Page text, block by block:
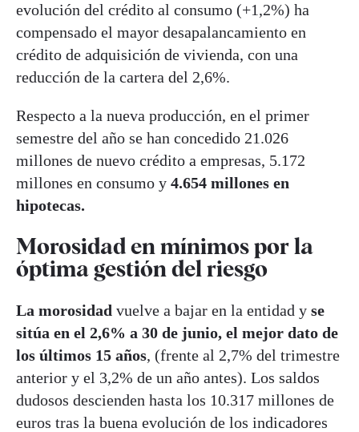
evolución del crédito al consumo (+1,2%) ha
compensado el mayor desapalancamiento en
crédito de adquisición de vivienda, con una
reducción de la cartera del 2,6%.
Respecto a la nueva producción, en el primer
semestre del año se han concedido 21.026
millones de nuevo crédito a empresas, 5.172
millones en consumo y 4.654 millones en
hipotecas.
Morosidad en mínimos por la
óptima gestión del riesgo
La morosidad vuelve a bajar en la entidad y se
sitúa en el 2,6% a 30 de junio, el mejor dato de
los últimos 15 años, (frente al 2,7% del trimestre
anterior y el 3,2% de un año antes). Los saldos
dudosos descienden hasta los 10.317 millones de
euros tras la buena evolución de los indicadores